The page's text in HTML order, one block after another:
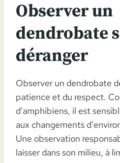
Observer un
dendrobate
déranger
Observer un dendrobate
patience et du respect.
d’amphibiens, il est
aux changements
Une observation
laisser dans son milieu, à